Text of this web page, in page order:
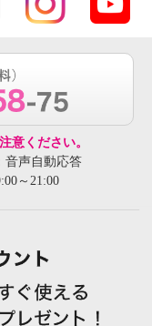
意ください。
音声自動応答
～21:00